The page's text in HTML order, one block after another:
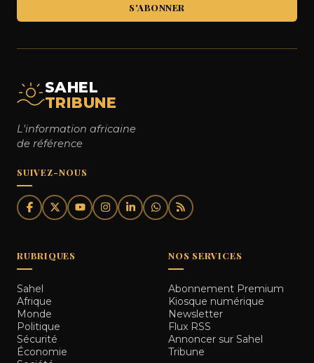
S'ABONNER
SAHEL
TRIBUNE
L'information africaine
de référence
SUIVEZ-NOUS
RUBRIQUES
Sahel
Afrique
Monde
Politique
Sécurité
Économie
NOS SERVICES
Abonnement Premium
Kiosque numérique
Newsletter
Flux RSS
Annoncer sur Sahel
Tribune